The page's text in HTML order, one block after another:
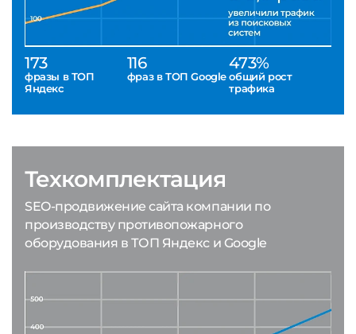
173
фразы в ТОП
Яндекс
116
фраз в ТОП Google
473%
общий рост
трафика
Техкомплектация
SEO-продвижение сайта компании по
производству противопожарного
оборудования в ТОП Яндекс и Google